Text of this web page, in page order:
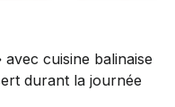
cuisine balinaise
durant la journée